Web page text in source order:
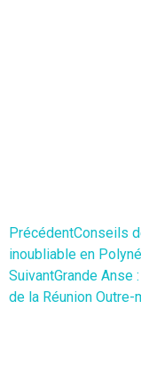
PrécédentConseils
inoubliable en
SuivantGrande Anse
de la Réunion Outre-